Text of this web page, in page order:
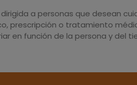
a personas que desean
prescripción o tratamiento
en función de la persona y del